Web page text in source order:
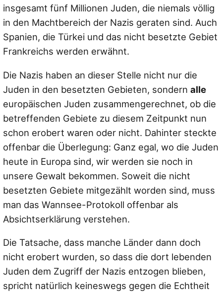
insgesamt fünf Millionen Juden, die niemals völlig
in den Machtbereich der Nazis geraten sind. Auch
Spanien, die Türkei und das nicht besetzte Gebiet
Frankreichs werden erwähnt.
Die Nazis haben an dieser Stelle nicht nur die
Juden in den besetzten Gebieten, sondernalle
europäischen Juden zusammengerechnet, ob die
betreffenden Gebiete zu diesem Zeitpunkt nun
schon erobert waren oder nicht. Dahinter steckte
offenbar die Überlegung: Ganz egal, wo die Juden
heute in Europa sind, wir werden sie noch in
unsere Gewalt bekommen. Soweit die nicht
besetzten Gebiete mitgezählt worden sind, muss
man das Wannsee-Protokoll offenbar als
Absichtserklärung verstehen.
Die Tatsache, dass manche Länder dann doch
nicht erobert wurden, so dass die dort lebenden
Juden dem Zugriff der Nazis entzogen blieben,
spricht natürlich keineswegs gegen die Echtheit